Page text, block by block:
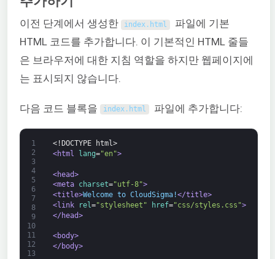
이전 단계에서 생성한 index. html 파일에 기본
HTML 코드를 추가합니다. 이 기본적인 HTML 줄들
은 브라우저에 대한 지침 역할을 하지만 웹페이지에
는 표시되지 않습니다.
다음 코드 블록을 index. html 파일에 추가합니다:
1
2
3
4
5
6
7
8
9
10
11
12
13
<!DOCTYPE html>
<html
lang="en">
<head>
<meta charset="utf-8">
<title>Welcome to CloudSigma!</title>
<link
rel="stylesheet" href="css/styles.css">
</head>
<body>
</body>